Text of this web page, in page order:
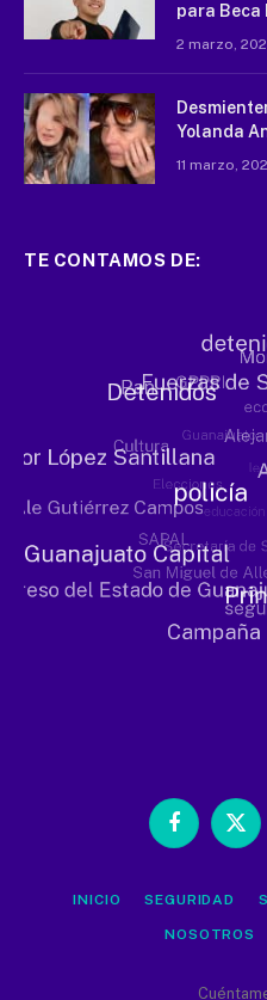
para Beca
2 marzo,
Yolanda
11 marzo,
TE CONTAMOS DE:
Facebook
X
INICIO SEGURIDAD
NOSOTROS